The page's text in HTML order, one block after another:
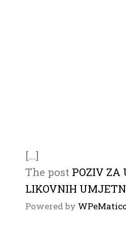
[…]
The post POZIV ZA
LIKOVNIH
Powered by